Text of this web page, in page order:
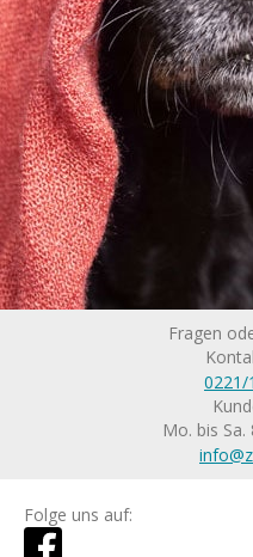
Fragen
0221/
Mo. bis
Folge uns auf: